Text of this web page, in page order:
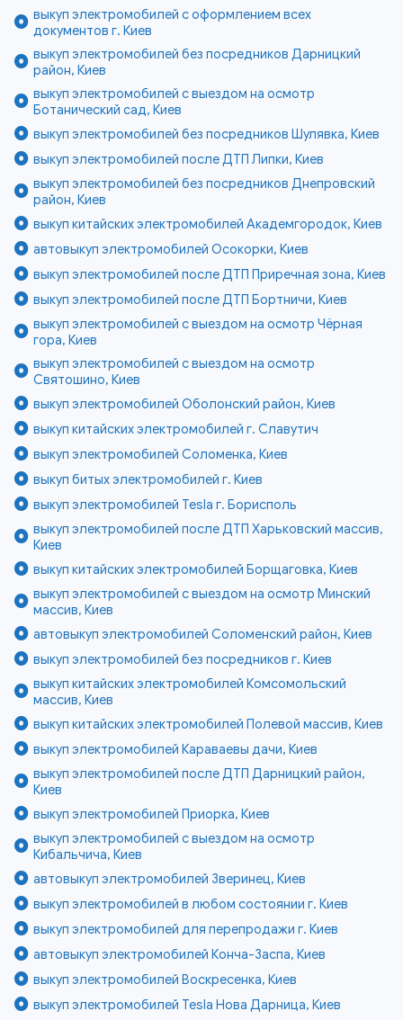
выкуп электромобилей с оформлением всех
документов г. Киев
выкуп электромобилей без посредников Дарницкий
район, Киев
выкуп электромобилей с выездом на осмотр
Ботанический сад, Киев
выкуп электромобилей без посредников Шулявка, Киев
выкуп электромобилей после ДТП Липки, Киев
выкуп электромобилей без посредников Днепровский
район, Киев
выкуп китайских электромобилей Академгородок, Киев
автовыкуп электромобилей Осокорки, Киев
выкуп электромобилей после ДТП Приречная зона, Киев
выкуп электромобилей после ДТП Бортничи, Киев
выкуп электромобилей с выездом на осмотр Чёрная
гора, Киев
выкуп электромобилей с выездом на осмотр
Святошино, Киев
выкуп электромобилей Оболонский район, Киев
выкуп китайских электромобилей г. Славутич
выкуп электромобилей Соломенка, Киев
выкуп битых электромобилей г. Киев
выкуп электромобилей Tesla г. Борисполь
выкуп электромобилей после ДТП Харьковский массив,
Киев
выкуп китайских электромобилей Борщаговка, Киев
выкуп электромобилей с выездом на осмотр Минский
массив, Киев
автовыкуп электромобилей Соломенский район, Киев
выкуп электромобилей без посредников г. Киев
выкуп китайских электромобилей Комсомольский
массив, Киев
выкуп китайских электромобилей Полевой массив, Киев
выкуп электромобилей Караваевы дачи, Киев
выкуп электромобилей после ДТП Дарницкий район,
Киев
выкуп электромобилей Приорка, Киев
выкуп электромобилей с выездом на осмотр
Кибальчича, Киев
автовыкуп электромобилей Зверинец, Киев
выкуп электромобилей в любом состоянии г. Киев
выкуп электромобилей для перепродажи г. Киев
автовыкуп электромобилей Конча-Заспа, Киев
выкуп электромобилей Воскресенка, Киев
выкуп электромобилей Tesla Нова Дарница, Киев